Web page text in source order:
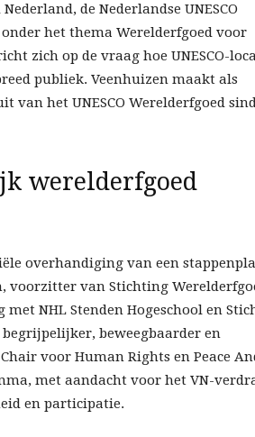
de Nederlandse UNESCO
het thema Werelderfgoed voor
zich op de vraag hoe UNESCO-
publiek. Veenhuizen maakt als
van het UNESCO Werelderfgoed
werelderfgoed
overhandiging van een
voorzitter van Stichting
NHL Stenden Hogeschool en
beweegbaarder en
voor Human Rights en Peace
met aandacht voor het VN-
en participatie.